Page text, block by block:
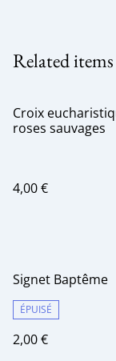
Related items
Croix
roses sauvages
4,00 €
Signet Baptême
ÉPUISÉ
2,00 €